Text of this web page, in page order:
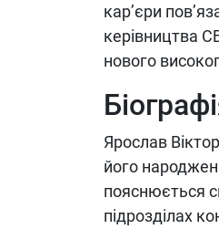
кар’єри
керівництва
нового
Ярослав
його
пояснюється
підрозділах